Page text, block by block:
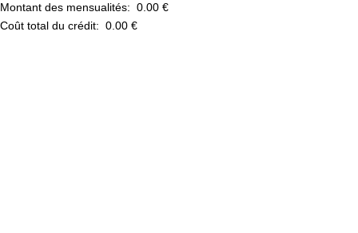
Montant des mensualités: 0.00 €
Coût total du crédit: 0.00 €